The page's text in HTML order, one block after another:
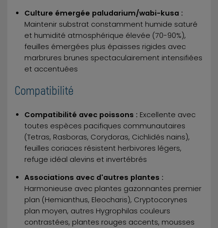
Culture émergée paludarium/wabi-kusa :
Maintenir substrat constamment humide saturé
et humidité atmosphérique élevée (70-90%),
feuilles émergées plus épaisses rigides avec
marbrures brunes spectaculairement intensifiées
et accentuées
Compatibilité
Compatibilité avec poissons : Excellente avec
toutes espèces pacifiques communautaires
(Tetras, Rasboras, Corydoras, Cichlidés nains),
feuilles coriaces résistent herbivores légers,
refuge idéal alevins et invertébrés
Associations avec d'autres plantes :
Harmonieuse avec plantes gazonnantes premier
plan (Hemianthus, Eleocharis), Cryptocorynes
plan moyen, autres Hygrophilas couleurs
contrastées, plantes rouges accents, mousses